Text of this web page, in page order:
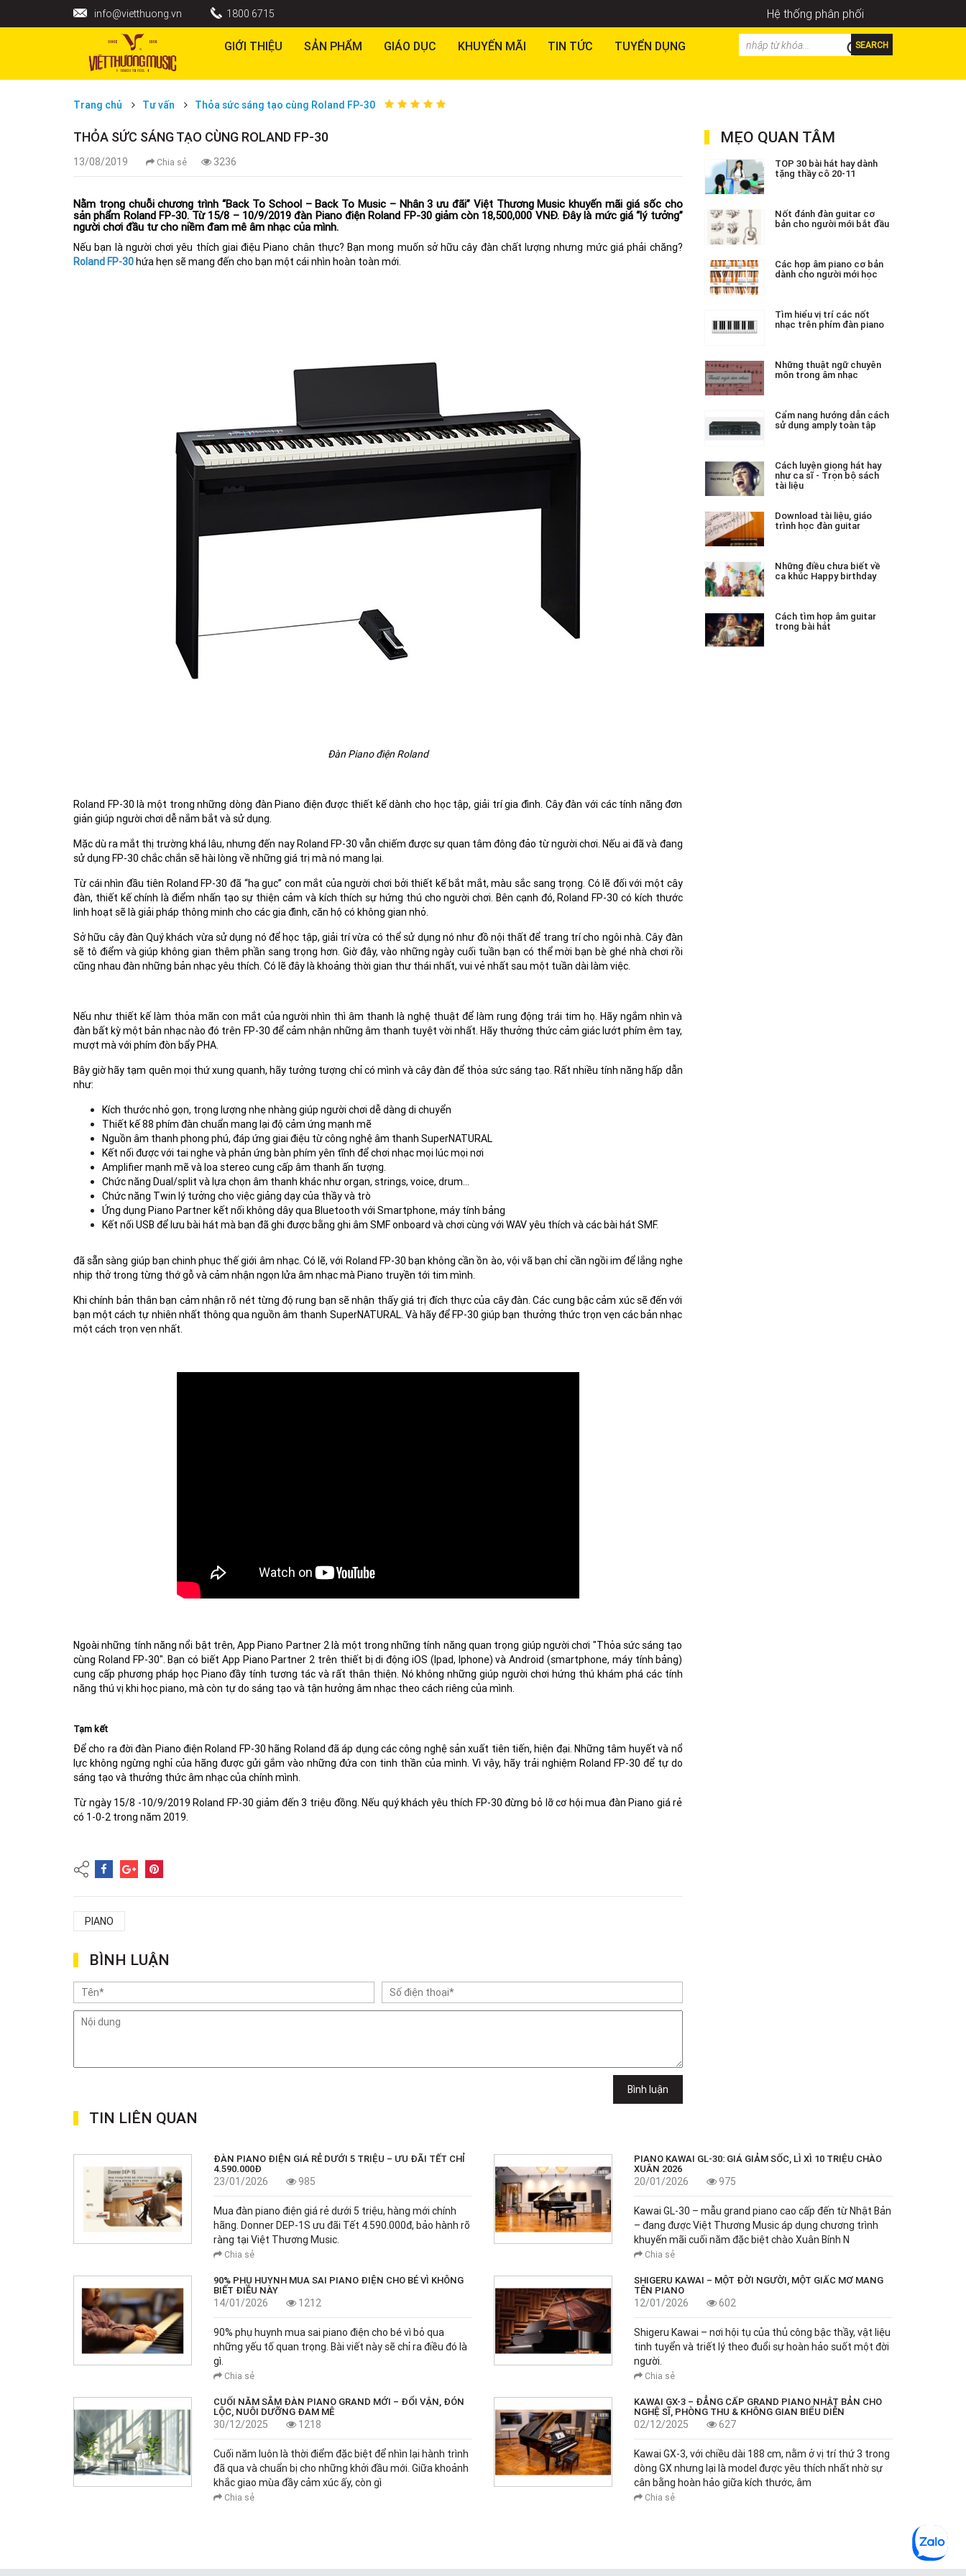
info@vietthuong.vn 1800 6715 Hệ thống phân phối
GIỚI THIỆU SẢN PHẨM GIÁO DỤC KHUYẾN MÃI TIN TỨC TUYỂN DỤNG SEARCH
Trang chủ Tư vấn Thỏa sức sáng tạo cùng Roland FP-30
THỎA SỨC SÁNG TẠO CÙNG ROLAND FP-30
13/08/2019 Chia sẻ 3236
Nằm trong chuỗi chương trình “Back To School – Back To Music – Nhân 3 ưu đãi” Việt Thương Music khuyến mãi giá sốc cho
sản phẩm Roland FP-30. Từ 15/8 – 10/9/2019 đàn Piano điện Roland FP-30 giảm còn 18,500,000 VNĐ. Đây là mức giá “lý tưởng”
người chơi đầu tư cho niềm đam mê âm nhạc của mình.
Nếu bạn là người chơi yêu thích giai điệu Piano chân thực? Bạn mong muốn sở hữu cây đàn chất lượng nhưng mức giá phải chăng?
Roland FP-30hứa hẹn sẽ mang đến cho bạn một cái nhìn hoàn toàn mới.
Đàn Piano điện Roland
Roland FP-30 là một trong những dòng đàn Piano điện được thiết kế dành cho học tập, giải trí gia đình. Cây đàn với các tính năng đơn
giản giúp người chơi dễ nắm bắt và sử dụng.
Mặc dù ra mắt thị trường khá lâu, nhưng đến nay Roland FP-30 vẫn chiếm được sự quan tâm đông đảo từ người chơi. Nếu ai đã và đang
sử dụng FP-30 chắc chắn sẽ hài lòng về những giá trị mà nó mang lại.
Từ cái nhìn đầu tiên Roland FP-30 đã “hạ gục” con mắt của người chơi bởi thiết kế bắt mắt, màu sắc sang trọng. Có lẽ đối với một cây
đàn, thiết kế chính là điểm nhấn tạo sự thiện cảm và kích thích sự hứng thú cho người chơi. Bên cạnh đó, Roland FP-30 có kích thước
linh hoạt sẽ là giải pháp thông minh cho các gia đình, căn hộ có không gian nhỏ.
Sở hữu cây đàn Quý khách vừa sử dụng nó để học tập, giải trí vừa có thể sử dụng nó như đồ nội thất để trang trí cho ngôi nhà. Cây đàn
sẽ tô điểm và giúp không gian thêm phần sang trọng hơn. Giờ đây, vào những ngày cuối tuần bạn có thể mời bạn bè ghé nhà chơi rồi
cũng nhau đàn những bản nhạc yêu thích. Có lẽ đây là khoảng thời gian thư thái nhất, vui vẻ nhất sau một tuần dài làm việc.
Nếu như thiết kế làm thỏa mãn con mắt của người nhìn thì âm thanh là nghệ thuật để làm rung động trái tim họ. Hãy ngắm nhìn và
đàn bất kỳ một bản nhạc nào đó trên FP-30 để cảm nhận những âm thanh tuyệt vời nhất. Hãy thưởng thức cảm giác lướt phím êm tay,
mượt mà với phím đòn bẩy PHA.
Bây giờ hãy tạm quên mọi thứ xung quanh, hãy tưởng tượng chỉ có mình và cây đàn để thỏa sức sáng tạo. Rất nhiều tính năng hấp dẫn
như:
Kích thước nhỏ gọn, trọng lượng nhẹ nhàng giúp người chơi dễ dàng di chuyển
Thiết kế 88 phím đàn chuẩn mang lại độ cảm ứng mạnh mẽ
Nguồn âm thanh phong phú, đáp ứng giai điệu từ công nghệ âm thanh SuperNATURAL
Kết nối được với tai nghe và phản ứng bàn phím yên tĩnh để chơi nhạc mọi lúc mọi nơi
Amplifier mạnh mẽ và loa stereo cung cấp âm thanh ấn tượng.
Chức năng Dual/split và lựa chọn âm thanh khác như organ, strings, voice, drum…
Chức năng Twin lý tưởng cho việc giảng dạy của thầy và trò
Ứng dụng Piano Partner kết nối không dây qua Bluetooth với Smartphone, máy tính bảng
Kết nối USB để lưu bài hát mà bạn đã ghi được bằng ghi âm SMF onboard và chơi cùng với WAV yêu thích và các bài hát SMF.
đã sẵn sàng giúp bạn chinh phục thế giới âm nhạc. Có lẽ, với Roland FP-30 bạn không cần ồn ào, vội vã bạn chỉ cần ngồi im để lắng nghe
nhịp thở trong từng thớ gỗ và cảm nhận ngọn lửa âm nhạc mà Piano truyền tới tim mình.
Khi chính bản thân bạn cảm nhận rõ nét từng độ rung bạn sẽ nhận thấy giá trị đích thực của cây đàn. Các cung bậc cảm xúc sẽ đến với
bạn một cách tự nhiên nhất thông qua nguồn âm thanh SuperNATURAL. Và hãy để FP-30 giúp bạn thưởng thức trọn vẹn các bản nhạc
một cách trọn vẹn nhất.
Ngoài những tính năng nổi bật trên, App Piano Partner 2 là một trong những tính năng quan trọng giúp người chơi "Thỏa sức sáng tạo
cùng Roland FP-30". Bạn có biết App Piano Partner 2 trên thiết bị di động iOS (Ipad, Iphone) và Android (smartphone, máy tính bảng)
cung cấp phương pháp học Piano đầy tính tương tác và rất thân thiện. Nó không những giúp người chơi hứng thú khám phá các tính
năng thú vị khi học piano, mà còn tự do sáng tạo và tận hưởng âm nhạc theo cách riêng của mình.
Tạm kết
Để cho ra đời đàn Piano điện Roland FP-30 hãng Roland đã áp dụng các công nghệ sản xuất tiên tiến, hiện đại. Những tâm huyết và nổ
lực không ngừng nghỉ của hãng được gửi gắm vào những đứa con tinh thần của mình. Vì vậy, hãy trải nghiệm Roland FP-30 để tự do
sáng tạo và thưởng thức âm nhạc của chính mình.
Từ ngày 15/8 -10/9/2019 Roland FP-30 giảm đến 3 triệu đồng. Nếu quý khách yêu thích FP-30 đừng bỏ lỡ cơ hội mua đàn Piano giá rẻ
có 1-0-2 trong năm 2019.
PIANO
BÌNH LUẬN
Bình luận
MẸO QUAN TÂM
TOP 30 bài hát hay dành
tặng thầy cô 20-11
Nốt đánh đàn guitar cơ
bản cho người mới bắt đầu
Các hợp âm piano cơ bản
dành cho người mới học
Tìm hiểu vị trí các nốt
nhạc trên phím đàn piano
Những thuật ngữ chuyên
môn trong âm nhạc
Cẩm nang hướng dẫn cách
sử dụng amply toàn tập
Cách luyện giọng hát hay
như ca sĩ - Trọn bộ sách
tài liệu
Download tài liệu, giáo
trình học đàn guitar
Những điều chưa biết về
ca khúc Happy birthday
Cách tìm hợp âm guitar
trong bài hát
TIN LIÊN QUAN
ĐÀN PIANO ĐIỆN GIÁ RẺ DƯỚI 5 TRIỆU – ƯU ĐÃI TẾT CHỈ
4.590.000Đ
23/01/2026 985
Mua đàn piano điện giá rẻ dưới 5 triệu, hàng mới chính
hãng. Donner DEP-1S ưu đãi Tết 4.590.000đ, bảo hành rõ
ràng tại Việt Thương Music.
Chia sẻ
PIANO KAWAI GL-30: GIÁ GIẢM SỐC, LÌ XÌ 10 TRIỆU CHÀO
XUÂN 2026
20/01/2026 975
Kawai GL-30 – mẫu grand piano cao cấp đến từ Nhật Bản
– đang được Việt Thương Music áp dụng chương trình
khuyến mãi cuối năm đặc biệt chào Xuân Bính N
Chia sẻ
90% PHỤ HUYNH MUA SAI PIANO ĐIỆN CHO BÉ VÌ KHÔNG
BIẾT ĐIỀU NÀY
14/01/2026 1212
90% phụ huynh mua sai piano điện cho bé vì bỏ qua
những yếu tố quan trọng. Bài viết này sẽ chỉ ra điều đó là
gì.
Chia sẻ
SHIGERU KAWAI – MỘT ĐỜI NGƯỜI, MỘT GIẤC MƠ MANG
TÊN PIANO
12/01/2026 602
Shigeru Kawai – nơi hội tụ của thủ công bậc thầy, vật liệu
tinh tuyển và triết lý theo đuổi sự hoàn hảo suốt một đời
người.
Chia sẻ
CUỐI NĂM SẮM ĐÀN PIANO GRAND MỚI – ĐỔI VẬN, ĐÓN
LỘC, NUÔI DƯỠNG ĐAM MÊ
30/12/2025 1218
Cuối năm luôn là thời điểm đặc biệt để nhìn lại hành trình
đã qua và chuẩn bị cho những khởi đầu mới. Giữa khoảnh
khắc giao mùa đầy cảm xúc ấy, còn gì
Chia sẻ
KAWAI GX-3 – ĐẲNG CẤP GRAND PIANO NHẬT BẢN CHO
NGHỆ SĨ, PHÒNG THU & KHÔNG GIAN BIỂU DIỄN
02/12/2025 627
Kawai GX-3, với chiều dài 188 cm, nằm ở vị trí thứ 3 trong
dòng GX nhưng lại là model được yêu thích nhất nhờ sự
cân bằng hoàn hảo giữa kích thước, âm
Chia sẻ